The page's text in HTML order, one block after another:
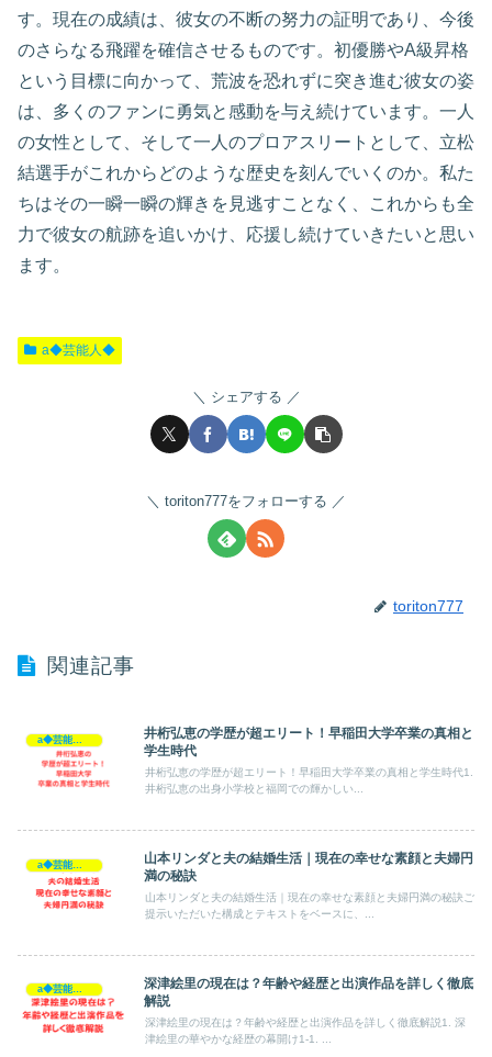
す。現在の成績は、彼女の不断の努力の証明であり、今後
のさらなる飛躍を確信させるものです。初優勝やA級昇格
という目標に向かって、荒波を恐れずに突き進む彼女の姿
は、多くのファンに勇気と感動を与え続けています。一人
の女性として、そして一人のプロアスリートとして、立松
結選手がこれからどのような歴史を刻んでいくのか。私た
ちはその一瞬一瞬の輝きを見逃すことなく、これからも全
力で彼女の航跡を追いかけ、応援し続けていきたいと思い
ます。
a◆芸能人◆
シェアする
toriton777をフォローする
toriton777
関連記事
井桁弘恵の学歴が超エリート！早稲田大学卒業の真相と
学生時代
井桁弘恵の学歴が超エリート！早稲田大学卒業の真相と学生時代1.
井桁弘恵の出身小学校と福岡での輝かしい...
山本リンダと夫の結婚生活｜現在の幸せな素顔と夫婦円
満の秘訣
山本リンダと夫の結婚生活｜現在の幸せな素顔と夫婦円満の秘訣ご
提示いただいた構成とテキストをベースに、...
a◆芸能人◆
深津絵里の現在は？年齢や経歴と出演作品を詳しく徹底
解説
深津絵里の現在は？年齢や経歴と出演作品を詳しく徹底解説1. 深
津絵里の華やかな経歴の幕開け1-1. ...